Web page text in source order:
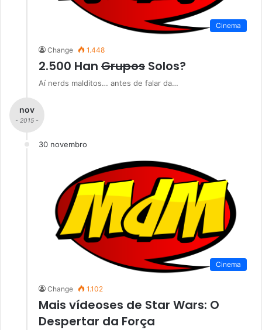
Cinema
Change 1.448
2.500 Han Grupos Solos?
Aí nerds malditos… antes de falar da…
nov
- 2015 -
30 novembro
Cinema
Change 1.102
Mais vídeoses de Star Wars: O
Despertar da Força